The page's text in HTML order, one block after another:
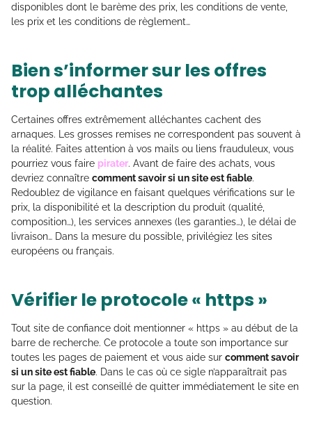
disponibles dont le barème des prix, les conditions de vente,
les prix et les conditions de règlement…
Bien s’informer sur les offres
trop alléchantes
Certaines offres extrêmement alléchantes cachent des
arnaques. Les grosses remises ne correspondent pas souvent à
la réalité. Faites attention à vos mails ou liens frauduleux, vous
pourriez vous faire pirater. Avant de faire des achats, vous
devriez connaître comment savoir si un site est fiable.
Redoublez de vigilance en faisant quelques vérifications sur le
prix, la disponibilité et la description du produit (qualité,
composition…), les services annexes (les garanties…), le délai de
livraison… Dans la mesure du possible, privilégiez les sites
européens ou français.
Vérifier le protocole « https »
Tout site de confiance doit mentionner « https » au début de la
barre de recherche. Ce protocole a toute son importance sur
toutes les pages de paiement et vous aide sur comment savoir
si un site est fiable. Dans le cas où ce sigle n’apparaîtrait pas
sur la page, il est conseillé de quitter immédiatement le site en
question.